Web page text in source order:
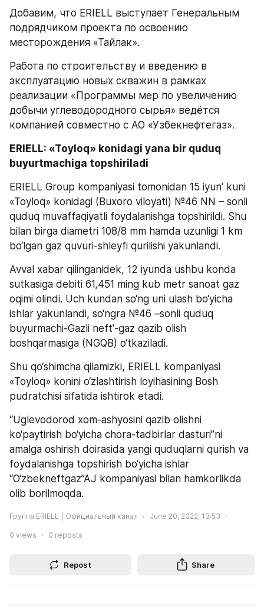
Добавим, что ERIELL выступает Генеральным
подрядчиком проекта по освоению
месторождения «Тайлак».
Работа по строительству и введению в
эксплуатацию новых скважин в рамках
реализации «Программы мер по увеличению
добычи углеводородного сырья» ведётся
компанией совместно с АО «Узбекнефтегаз».
ERIELL: «Toyloq» konidagi yana bir quduq
buyurtmachiga topshiriladi
ERIELL Group kompaniyasi tomonidan 15 iyun' kuni
«Toyloq» konidagi (Buxoro viloyati) №46 NN – sonli
quduq muvaffaqiyatli foydalanishga topshirildi. Shu
bilan birga diametri 108/8 mm hamda uzunligi 1 km
bo‘lgan gaz quvuri-shleyfi qurilishi yakunlandi.
Avval xabar qilinganidek, 12 iyunda ushbu konda
sutkasiga debiti 61,451 ming kub metr sanoat gaz
oqimi olindi. Uch kundan so‘ng uni ulash bo‘yicha
ishlar yakunlandi, so‘ngra №46 –sonli quduq
buyurmachi-Gazli neft'-gaz qazib olish
boshqarmasiga (NGQB) o‘tkaziladi.
Shu qo‘shimcha qilamizki, ERIELL kompaniyasi
«Toyloq» konini o‘zlashtirish loyihasining Bosh
pudratchisi sifatida ishtirok etadi.
“Uglevodorod xom-ashyosini qazib olishni
ko‘paytirish bo‘yicha chora-tadbirlar dasturi”ni
amalga oshirish doirasida yangi quduqlarni qurish va
foydalanishga topshirish bo‘yicha ishlar
“O‘zbekneftgaz”AJ kompaniyasi bilan hamkorlikda
olib borilmoqda.
Группа ERIELL | Официальный канал June 20, 2022, 13:53
0 views 0 reposts
Repost Share